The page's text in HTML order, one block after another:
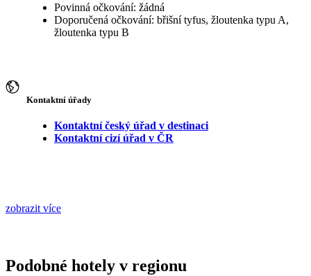
Povinná očkování: žádná
Doporučená očkování: břišní tyfus, žloutenka typu A,
žloutenka typu B
Kontaktní úřady
Kontaktní český úřad v destinaci
Kontaktní cizí úřad v ČR
zobrazit více
Podobné hotely v regionu